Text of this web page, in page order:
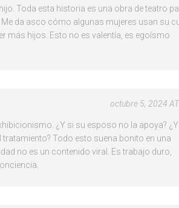
Toda esta historia es una obra de teatro
da asco cómo algunas mujeres usan su
más hijos. Esto no es valentía, es egoísmo
octubre 5, 2024
¿Y si su esposo no la apoya?
tratamiento? Todo esto suena bonito en una
no es un contenido viral. Es trabajo duro,